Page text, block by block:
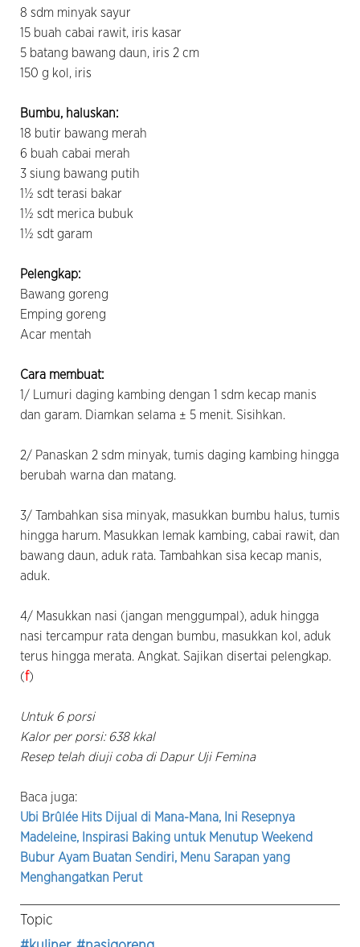
8 sdm minyak sayur
15 buah cabai rawit, iris kasar
5 batang bawang daun, iris 2 cm
150 g kol, iris
Bumbu, haluskan:
18 butir bawang merah
6 buah cabai merah
3 siung bawang putih
1½ sdt terasi bakar
1½ sdt merica bubuk
1½ sdt garam
Pelengkap:
Bawang goreng
Emping goreng
Acar mentah
Cara membuat:
1/ Lumuri daging kambing dengan 1 sdm kecap manis
dan garam. Diamkan selama ± 5 menit. Sisihkan.
2/ Panaskan 2 sdm minyak, tumis daging kambing hingga
berubah warna dan matang.
3/ Tambahkan sisa minyak, masukkan bumbu halus, tumis
hingga harum. Masukkan lemak kambing, cabai rawit, dan
bawang daun, aduk rata. Tambahkan sisa kecap manis,
aduk.
4/ Masukkan nasi (jangan menggumpal), aduk hingga
nasi tercampur rata dengan bumbu, masukkan kol, aduk
terus hingga merata. Angkat. Sajikan disertai pelengkap.
(f)
Untuk 6 porsi
Kalor per porsi: 638 kkal
Resep telah diuji coba di Dapur Uji Femina
Baca juga:
Ubi Brûlée Hits Dijual di Mana-Mana, Ini Resepnya
Madeleine, Inspirasi Baking untuk Menutup Weekend
Bubur Ayam Buatan Sendiri, Menu Sarapan yang
Menghangatkan Perut
Topic